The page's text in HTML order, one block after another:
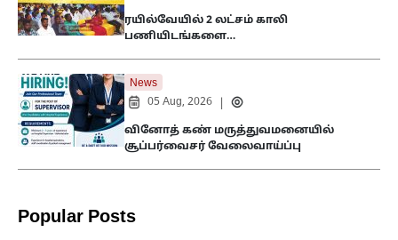
ரயில்வேயில் 2 லட்சம் காலி
பணியிடங்களை…
News
05 Aug, 2026
வினோத் கண் மருத்துவமனையில்
சூப்பர்வைசர் வேலைவாய்ப்பு
Popular Posts